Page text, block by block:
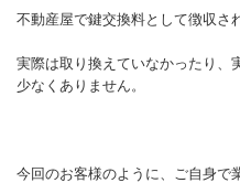
不動産屋で鍵交換料として徴収さ
実際は取り換えていなかったり、
少なくありません。
今回のお客様のように、ご自身で